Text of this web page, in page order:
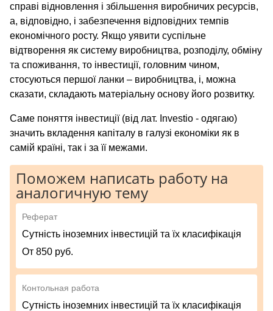
справі відновлення і збільшення виробничих ресурсів,
а, відповідно, і забезпечення відповідних темпів
економічного росту. Якщо уявити суспільне
відтворення як систему виробництва, розподілу, обміну
та споживання, то інвестиції, головним чином,
стосуються першої ланки – виробництва, і, можна
сказати, складають матеріальну основу його розвитку.
Саме поняття інвестиції (від лат. Investio - одягаю)
значить вкладення капіталу в галузі економіки як в
самій країні, так і за її межами.
Поможем написать работу на
аналогичную тему
Реферат
Сутність іноземних інвестицій та їх класифікація
От 850 руб.
Контольная работа
Сутність іноземних інвестицій та їх класифікація